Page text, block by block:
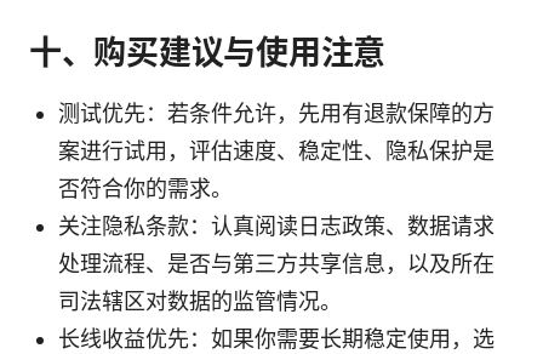
十、购买建议与使用注意
测试优先：若条件允许，先用有退款保障的方
案进行试用，评估速度、稳定性、隐私保护是
否符合你的需求。
关注隐私条款：认真阅读日志政策、数据请求
处理流程、是否与第三方共享信息，以及所在
司法辖区对数据的监管情况。
长线收益优先：如果你需要长期稳定使用，选